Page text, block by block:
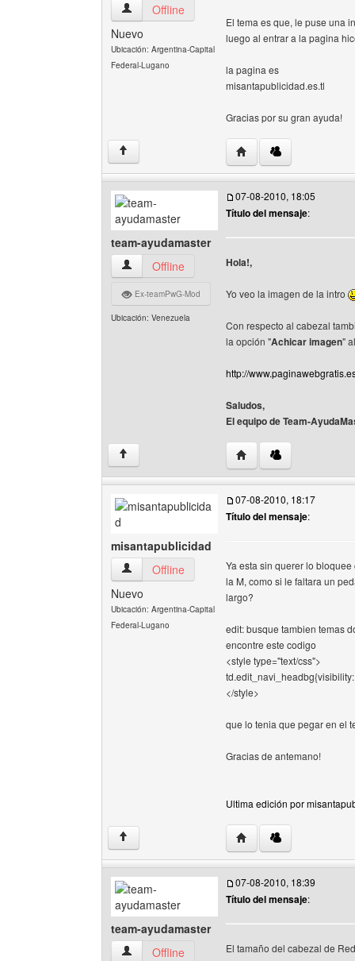
misantapublicidad Ver perfil del usuario
Offline
Nuevo
Ubicación: Argentina-Capital
Federal-Lugano
El tema es que, le puse una
luego al entrar a la pagina
la pagina es
misantapublicidad.es.tl
Gracias por su gran ayuda!
↑ Visitar sitio web del
team-ayudamaster
team-ayudamaster Ver perfil del usuario
Offline
Ex-teamPwG-Mod
Ubicación: Venezuela
07-08-2010, 18:05
Título del mensaje:
Hola!,
Yo veo la imagen de la intro
Con respecto al cabezal
la opción "Achicar imagen"
http://
Saludos,
El equipo de Team-
↑ Visitar sitio web del
misantapublicidad
misantapublicidad Ver perfil del usuario
Offline
Nuevo
Ubicación: Argentina-Capital
Federal-Lugano
07-08-2010, 18:17
Título del mensaje:
Ya esta sin querer lo
la M, como si le faltara un
largo?
edit: busque tambien temas
encontre este codigo
<style type="text/css">
</style>
que lo tenia que pegar en el
Gracias de antemano!
Ultima edición por
↑ Visitar sitio web del
team-ayudamaster
team-ayudamaster Ver perfil del usuario
Offline
07-08-2010, 18:39
Título del mensaje:
El tamaño del cabezal de